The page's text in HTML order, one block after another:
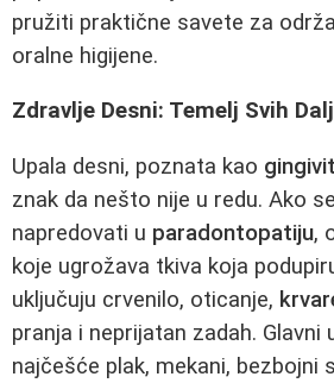
pružiti praktične savete za
oralne higijene.
Zdravlje Desni: Temelj Svih
Upala desni, poznata kao
znak da nešto nije u redu. Ako
napredovati u paradontopatiju,
koje ugrožava tkiva koja
uključuju crvenilo, oticanje,
pranja i neprijatan zadah. Glavni
najčešće plak, mekani, bezbojni